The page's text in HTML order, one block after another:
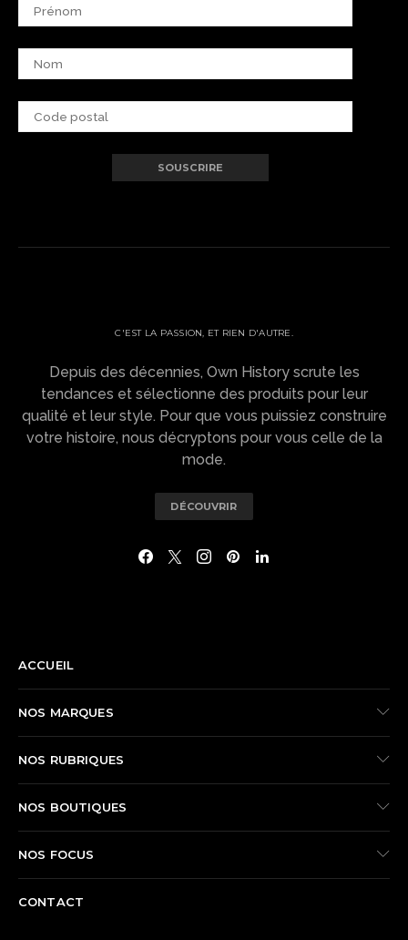
C'EST LA PASSION, ET RIEN D'AUTRE.
Depuis des décennies, Own History scrute les
tendances et sélectionne des produits pour leur
qualité et leur style. Pour que vous puissiez construire
votre histoire, nous décryptons pour vous celle de la
mode.
DÉCOUVRIR
ACCUEIL
NOS MARQUES
NOS RUBRIQUES
NOS BOUTIQUES
NOS FOCUS
CONTACT